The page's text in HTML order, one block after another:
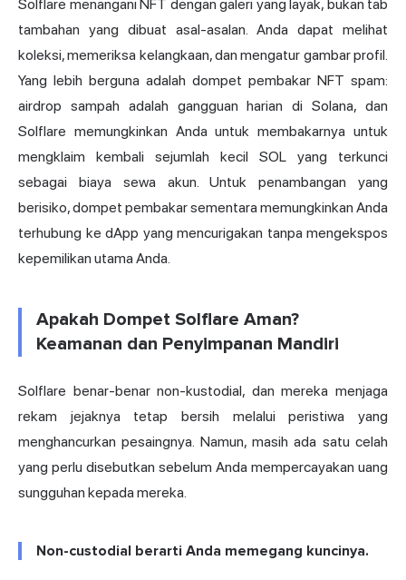
Solflare menangani NFT dengan galeri yang layak, bukan tab
tambahan yang dibuat asal-asalan. Anda dapat melihat
koleksi, memeriksa kelangkaan, dan mengatur gambar profil.
Yang lebih berguna adalah dompet pembakar NFT spam:
airdrop sampah adalah gangguan harian di Solana, dan
Solflare memungkinkan Anda untuk membakarnya untuk
mengklaim kembali sejumlah kecil SOL yang terkunci
sebagai biaya sewa akun. Untuk penambangan yang
berisiko, dompet pembakar sementara memungkinkan Anda
terhubung ke dApp yang mencurigakan tanpa mengekspos
kepemilikan utama Anda.
Apakah Dompet Solflare Aman?
Keamanan dan Penyimpanan Mandiri
Solflare benar-benar non-kustodial, dan mereka menjaga
rekam jejaknya tetap bersih melalui peristiwa yang
menghancurkan pesaingnya. Namun, masih ada satu celah
yang perlu disebutkan sebelum Anda mempercayakan uang
sungguhan kepada mereka.
Non-custodial berarti Anda memegang kuncinya.